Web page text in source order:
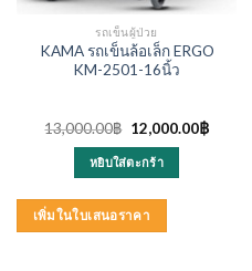
รถเข็นผู้ป่วย
KAMA รถเข็นล้อเล็ก ERGO
KM-2501-16นิ้ว
13,000.00฿ Original
price
was:
13,000.00฿.
12,000.00฿Current
หยิบใส่ตะกร้า
เพิ่มในใบเสนอราคา